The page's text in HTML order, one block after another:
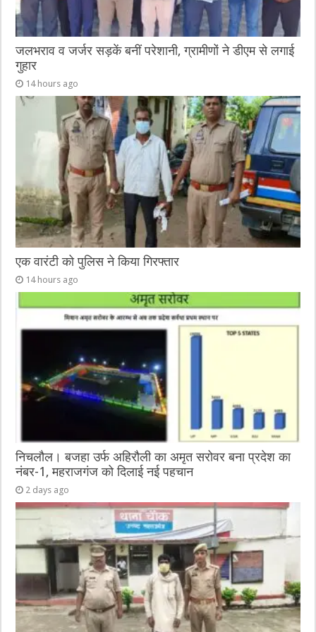
जलभराव व जर्जर सड़कें बनीं परेशानी, ग्रामीणों ने डीएम से लगाई
गुहार
14 hours ago
एक वारंटी को पुलिस ने किया गिरफ्तार
14 hours ago
निचलौल। बजहा उर्फ अहिरौली का अमृत सरोवर बना प्रदेश का
नंबर-1, महराजगंज को दिलाई नई पहचान
2 days ago